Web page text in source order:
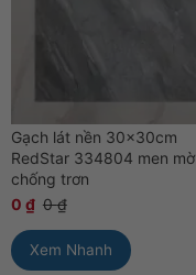
Gạch lát nền 30x30cm
RedStar 334804 men mờ
chống trơn
0 ₫ 0₫
Xem Nhanh